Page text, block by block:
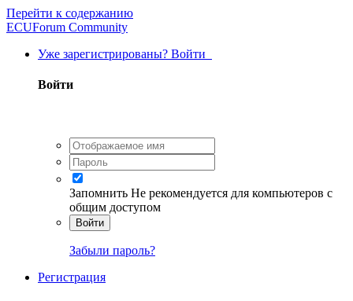
Перейти к содержанию
ECUForum Community
Уже зарегистрированы? Войти
Войти
Запомнить Не рекомендуется для компьютеров с
общим доступом
Войти
Забыли пароль?
Регистрация